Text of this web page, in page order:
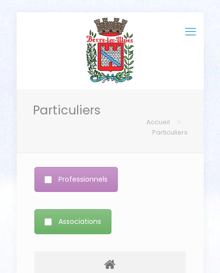
Particuliers
Accueil
Particuliers
Professionnels
Associations